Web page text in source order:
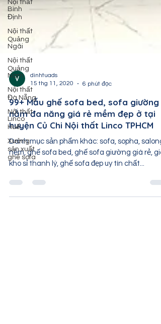
Nội thất
Bình
Định
Nội thất
Quảng
Ngãi
Nội thất
Quảng
Nam
Nội thất
Đà Nẵng
Nội thất
Linco
Huế
Xưởng
sản xuất
ghế sofa
dinhtuads
15 thg 11, 2020
6 phút đọc
99+ Mẫu ghế sofa bed, sofa giường
nằm đa năng giá rẻ mềm đẹp ở tại
huyện Củ Chi Nội thất Linco TPHCM
Danh mục sản phẩm khác: sofa, sopha, salong
nệm, ghế sofa bed, ghế sofa giường giá rẻ, giá
kho sỉ thanh lý, ghế sofa đẹp uy tín chất...